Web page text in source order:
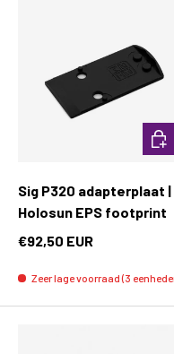
Sig P320 adapterplaat |
Holosun EPS footprint
€92,50 EUR
Zeer lage voorraad (3